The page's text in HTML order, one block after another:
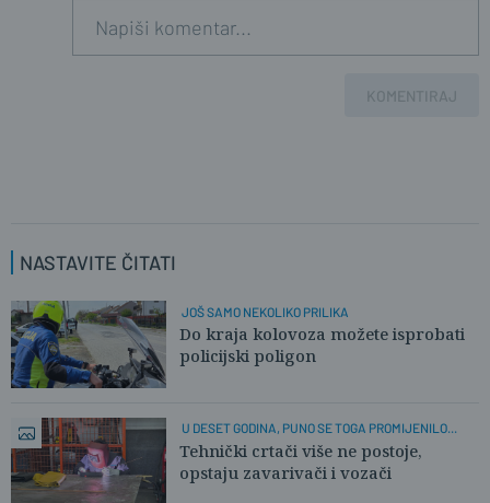
KOMENTIRAJ
NASTAVITE ČITATI
JOŠ SAMO NEKOLIKO PRILIKA
Do kraja kolovoza možete isprobati
policijski poligon
U DESET GODINA, PUNO SE TOGA PROMIJENILO...
Tehnički crtači više ne postoje,
opstaju zavarivači i vozači